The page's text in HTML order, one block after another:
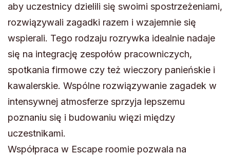
aby uczestnicy dzielili się swoimi spostrzeżeniami,
rozwiązywali zagadki razem i wzajemnie się
wspierali. Tego rodzaju rozrywka idealnie nadaje
się na integrację zespołów pracowniczych,
spotkania firmowe czy też wieczory panieńskie i
kawalerskie. Wspólne rozwiązywanie zagadek w
intensywnej atmosferze sprzyja lepszemu
poznaniu się i budowaniu więzi między
uczestnikami.
Współpraca w Escape roomie pozwala na